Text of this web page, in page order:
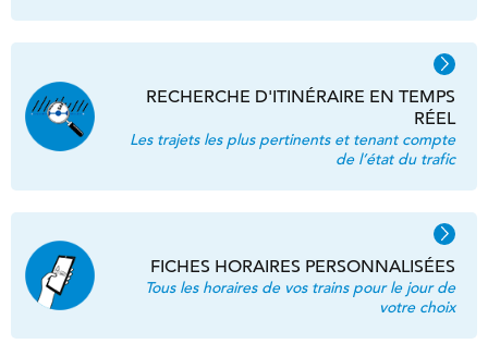
RECHERCHE D'ITINÉRAIRE EN TEMPS
RÉEL
Les trajets les plus pertinents et tenant compte
de l’état du trafic
FICHES HORAIRES PERSONNALISÉES
Tous les horaires de vos trains pour le jour de
votre choix